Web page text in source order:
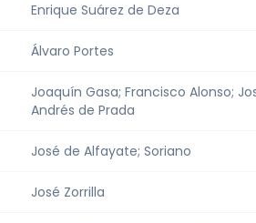
Enrique Suárez de Deza
Álvaro Portes
Joaquín Gasa; Francisco Alonso;
Andrés de Prada
José de Alfayate; Soriano
José Zorrilla